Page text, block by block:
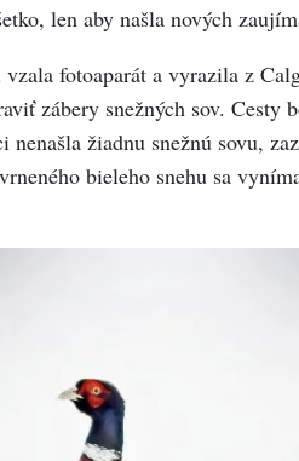
len aby našla nových
fotoaparát a vyrazila z
zábery snežných sov. Cesty
žiadnu snežnú sovu,
bieleho snehu sa